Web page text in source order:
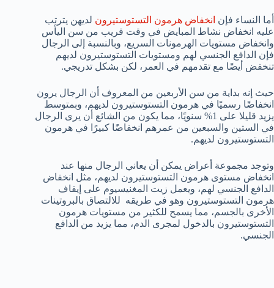
أما النساء فإن انخفاض هرمون التستوستيرون لديهن يترتب
عليه انخفاض نشاط المبايض في وقت قريب من سن اليأس
وانخفاض مستويات الهرمونات السريع، وبالنسبة إلى الرجال
فإن الدافع الجنسي لهم ومستويات التستوستيرون لديهم
تنخفض أيضًا مع تقدمهم في العمر، لكن بشكل تدريجي.
حيث إنه بداية من سن الأربعين من المعروف أن الرجال يرون
انخفاضًا رسميًا في هرمون التستوستيرون لديهم، وبمتوسط
يزيد قليلا على 1% سنويًا، مما يكون من الشائع أن يرى الرجال
في الستين والسبعين من عمرهم انخفاضًا كبيرًا في هرمون
التستوستيرون لديهم.
وتوجد مجموعة أعراض يمكن أن يعاني الرجال منها عند
انخفاض مستوى هرمون التستوستيرون لديهم، مثل انخفاض
الدافع الجنسي لهم، ويعمل زيت المغنيسيوم على إيقاف
هرمون التستوستيرون وهو في طريقه للالتصاق بالبروتينات
الأخرى بالجسم، مما يسمح للكثير من مستويات هرمون
التستوستيرون بالدخول لمجرى الدم، مما يزيد من الدافع
الجنسي.